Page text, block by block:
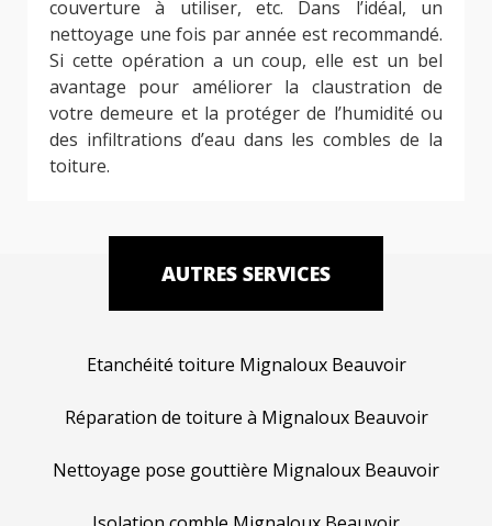
couverture à utiliser, etc. Dans l’idéal, un
nettoyage une fois par année est recommandé.
Si cette opération a un coup, elle est un bel
avantage pour améliorer la claustration de
votre demeure et la protéger de l’humidité ou
des infiltrations d’eau dans les combles de la
toiture.
AUTRES SERVICES
Etanchéité toiture Mignaloux Beauvoir
Réparation de toiture à Mignaloux Beauvoir
Nettoyage pose gouttière Mignaloux Beauvoir